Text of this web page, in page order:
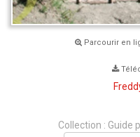
Parcourir en
Collection : Guide